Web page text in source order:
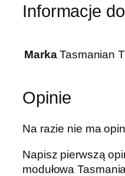
h
o
z
n
t
a
Informacje
Marka Tasmanian
Opinie
Na razie nie ma
Napisz pierwszą
modułowa